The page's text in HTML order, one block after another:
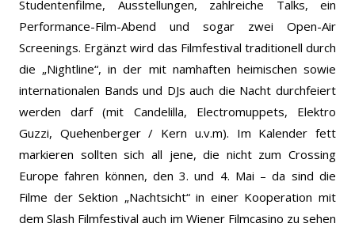
Studentenfilme, Ausstellungen, zahlreiche Talks, ein
Performance-Film-Abend und sogar zwei Open-Air
Screenings. Ergänzt wird das Filmfestival traditionell durch
die „Nightline“, in der mit namhaften heimischen sowie
internationalen Bands und DJs auch die Nacht durchfeiert
werden darf (mit Candelilla, Electromuppets, Elektro
Guzzi, Quehenberger / Kern u.v.m). Im Kalender fett
markieren sollten sich all jene, die nicht zum Crossing
Europe fahren können, den 3. und 4. Mai – da sind die
Filme der Sektion „Nachtsicht“ in einer Kooperation mit
dem Slash Filmfestival auch im Wiener Filmcasino zu sehen